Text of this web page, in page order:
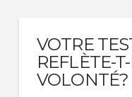
VOTRE
REFLÈTE-
VOLONTÉ?